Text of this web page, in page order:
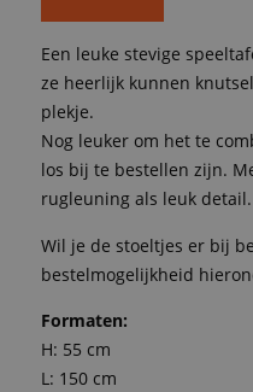
Een leuke stevige
ze heerlijk kunnen
plekje.
Nog leuker om het te
los bij te bestellen zijn.
rugleuning als leuk detail.
Wil je de stoeltjes er bij
bestelmogelijkheid
Formaten:
H: 55 cm
L: 150 cm